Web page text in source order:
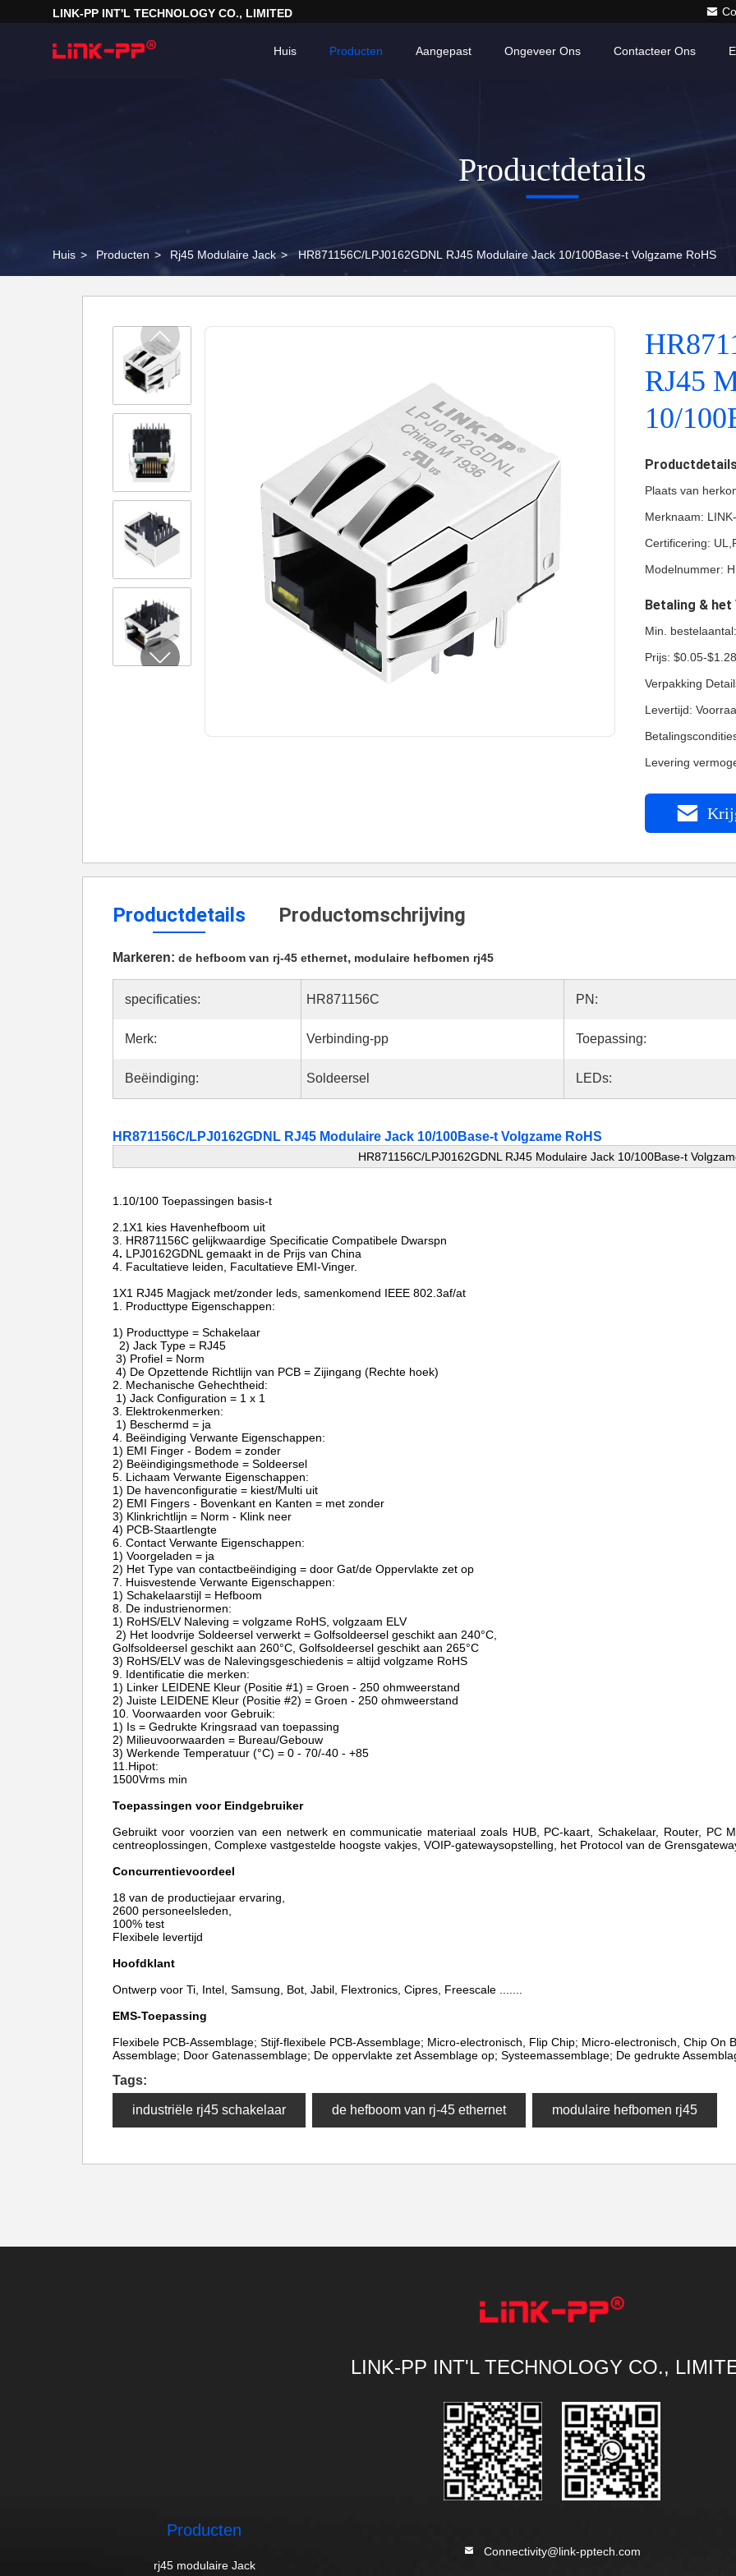
LINK-PP INT'L TECHNOLOGY CO., LIMITED
Huis Producten Ongeveer Ons Contacteer Ons
Aangepast
Productdetails
Huis > Producten > Rj45 Modulaire Jack > HR871156C/LPJ0162GDNL RJ45 Modulaire Jack 10/100Base-t Volgzame RoHS
RJ45
10/
Plaats van
Merknaam:
Certificering:
Modelnummer:
Betaling & het
Min.
Prijs: $0.05-$1.28
Verpakking
Levertijd:
Levering
Productdetails Productomschrijving
Markeren: de hefboom van rj-45 ethernet, modulaire hefbomen rj45
specificaties: HR871156C PN:
Merk: Verbinding-pp Toepassing:
Beëindiging: Soldeersel LEDs:
HR871156C/LPJ0162GDNL RJ45 Modulaire Jack 10/100Base-t Volgzame RoHS
HR871156C/LPJ0162GDNL RJ45 Modulaire Jack 10/100Base-t
1.10/100 Toepassingen basis-t
2.1X1 kies Havenhefboom uit
3. HR871156C gelijkwaardige Specificatie Compatibele Dwarspn
4. LPJ0162GDNL gemaakt in de Prijs van China
4. Facultatieve leiden, Facultatieve EMI-Vinger.
1X1 RJ45 Magjack met/zonder leds, samenkomend IEEE 802.3af/at
1. Producttype Eigenschappen:
1) Producttype = Schakelaar
2) Jack Type = RJ45
3) Profiel = Norm
4) De Opzettende Richtlijn van PCB = Zijingang (Rechte hoek)
2. Mechanische Gehechtheid:
1) Jack Configuration = 1 x 1
3. Elektrokenmerken:
1) Beschermd = ja
4. Beëindiging Verwante Eigenschappen:
1) EMI Finger - Bodem = zonder
2) Beëindigingsmethode = Soldeersel
5. Lichaam Verwante Eigenschappen:
1) De havenconfiguratie = kiest/Multi uit
2) EMI Fingers - Bovenkant en Kanten = met zonder
3) Klinkrichtlijn = Norm - Klink neer
4) PCB-Staartlengte
6. Contact Verwante Eigenschappen:
1) Voorgeladen = ja
2) Het Type van contactbeëindiging = door Gat/de Oppervlakte zet op
7. Huisvestende Verwante Eigenschappen:
1) Schakelaarstijl = Hefboom
8. De industrienormen:
1) RoHS/ELV Naleving = volgzame RoHS, volgzaam ELV
2) Het loodvrije Soldeersel verwerkt = Golfsoldeersel geschikt aan 240°C,
Golfsoldeersel geschikt aan 260°C, Golfsoldeersel geschikt aan 265°C
3) RoHS/ELV was de Nalevingsgeschiedenis = altijd volgzame RoHS
9. Identificatie die merken:
1) Linker LEIDENE Kleur (Positie #1) = Groen - 250 ohmweerstand
2) Juiste LEIDENE Kleur (Positie #2) = Groen - 250 ohmweerstand
10. Voorwaarden voor Gebruik:
1) Is = Gedrukte Kringsraad van toepassing
2) Milieuvoorwaarden = Bureau/Gebouw
3) Werkende Temperatuur (°C) = 0 - 70/-40 - +85
11.Hipot:
1500Vrms min
Toepassingen voor Eindgebruiker
Gebruikt voor voorzien van een netwerk en communicatie materiaal zoals HUB, PC-kaart, Schakelaar, Router, PC
centreoplossingen, Complexe vastgestelde hoogste vakjes, VOIP-gatewaysopstelling, het Protocol van de
Concurrentievoordeel
18 van de productiejaar ervaring,
2600 personeelsleden,
100% test
Flexibele levertijd
Hoofdklant
Ontwerp voor Ti, Intel, Samsung, Bot, Jabil, Flextronics, Cipres, Freescale .......
EMS-Toepassing
Flexibele PCB-Assemblage; Stijf-flexibele PCB-Assemblage; Micro-electronisch, Flip Chip; Micro-electronisch, Chip On
Assemblage; Door Gatenassemblage; De oppervlakte zet Assemblage op; Systeemassemblage; De gedrukte
Tags:
industriële rj45 schakelaar de hefboom van rj-45 ethernet modulaire hefbomen rj45
LINK-PP INT'L TECHNOLOGY CO.,
Producten
rj45 modulaire Jack
Connectivity@link-pptech.com